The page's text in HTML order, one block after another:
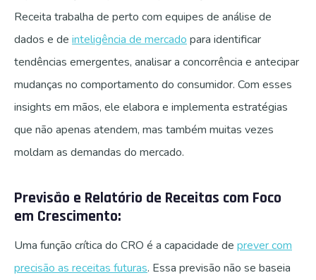
Receita trabalha de perto com equipes de análise de
dados e de inteligência de mercado para identificar
tendências emergentes, analisar a concorrência e antecipar
mudanças no comportamento do consumidor. Com esses
insights em mãos, ele elabora e implementa estratégias
que não apenas atendem, mas também muitas vezes
moldam as demandas do mercado.
Previsão e Relatório de Receitas com Foco
em Crescimento:
Uma função crítica do CRO é a capacidade de prever com
precisão as receitas futuras. Essa previsão não se baseia